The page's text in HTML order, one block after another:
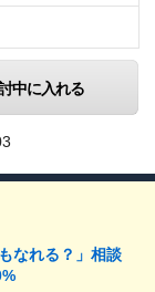
中に入れる
なれる？」相談